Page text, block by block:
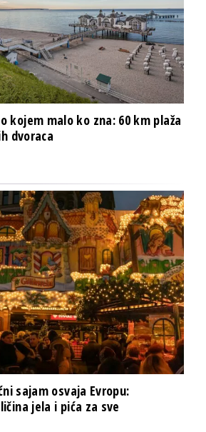
kojem malo ko zna: 60 km plaža
dvoraca
sajam osvaja Evropu:
jela i pića za sve